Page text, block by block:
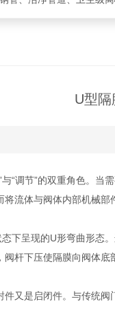
U型
调节”的双重角色。当
流体与阀体内部机械部
呈现的U形弯曲形态。
杆下压使隔膜向阀体
是启闭件。与传统阀